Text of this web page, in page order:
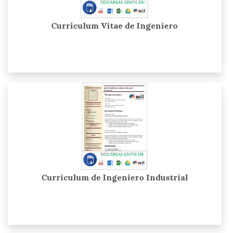
Curriculum Vitae de Ingeniero
Currículum de Ingeniero Industrial